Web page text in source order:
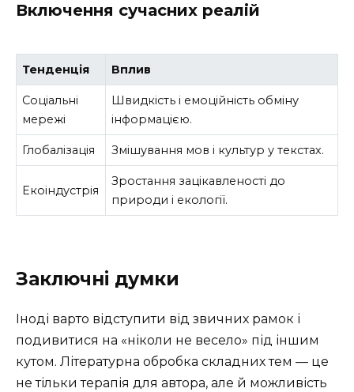
Включення сучасних реалій
Тенденція Вплив
Соціальні
мережі
Швидкість і емоційність обміну
інформацією.
Глобалізація Змішування мов і культур у текстах.
Екоіндустрія
Зростання зацікавленості до
природи і екології.
Заключні думки
Іноді варто відступити від звичних рамок і
подивитися на «ніколи не весело» під іншим
кутом. Літературна обробка складних тем — це
не тільки терапія для автора, але й можливість